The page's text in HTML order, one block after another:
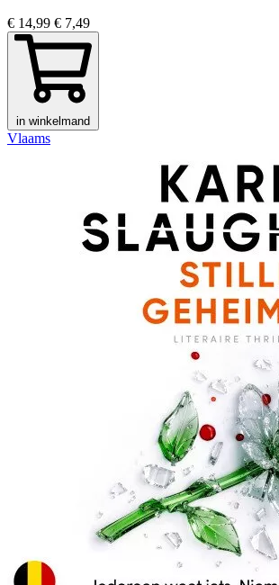
€ 14,99 € 7,49
in winkelmand
Vlaams